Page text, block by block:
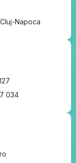
Napoca
034